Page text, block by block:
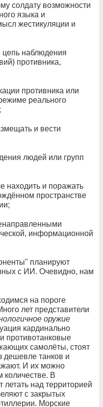
солдату возможности
языка и
жестикуляции и
наблюдения
противника,
противника или
реального
и вести
людей или групп
находить и поражать
пространстве
информационной
планируют
с ИИ. Очевидно, нам
на пороге
лет представители
оружие
кардинально
противотанковые
самолёты, стоят
танков и
И их можно
количестве. В
летать над территорией
с закрытых
Морские